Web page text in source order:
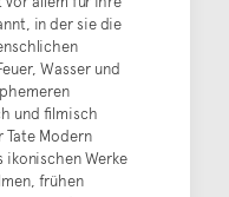
in der sie die
Wasser und
und filmisch
Modern
ikonischen Werke
frühen